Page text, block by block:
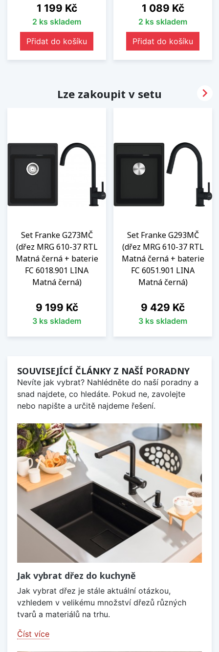
Cena
1 199 Kč
2 ks skladem
Přidat do košíku
Cena
1 089 Kč
2 ks skladem
Přidat do košíku
Lze zakoupit v setu
Set Franke G273MČ
(dřez MRG 610-37 RTL
Matná černá + baterie
FC 6018.901 LINA
Matná černá)
Cena
9 199 Kč
3 ks skladem
Set Franke G293MČ
(dřez MRG 610-37 RTL
Matná černá + baterie
FC 6051.901 LINA
Matná černá)
Cena
9 429 Kč
3 ks skladem

SOUVISEJÍCÍ ČLÁNKY Z NAŠÍ PORADNY
Nevíte jak vybrat? Nahlédněte do naší poradny a
snad najdete, co hledáte. Pokud ne, zavolejte
nebo napište a určitě najdeme řešení.
Jak vybrat dřez do kuchyně
Jak vybrat dřez je stále aktuální otázkou,
vzhledem v velikému množství dřezů různých
tvarů a materiálů na trhu.
Číst více